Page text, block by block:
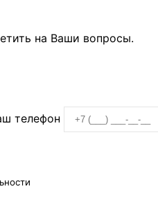
на Ваши вопросы.
телефон